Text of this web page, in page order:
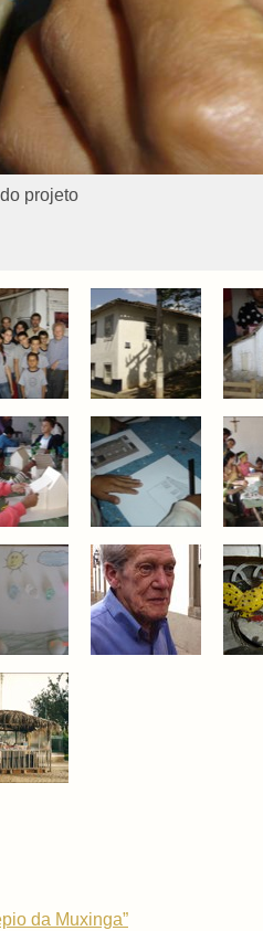
projeto
da Muxinga”